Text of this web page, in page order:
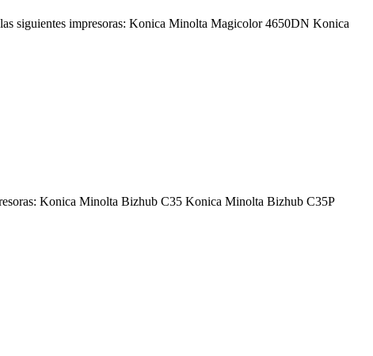
siguientes impresoras: Konica Minolta Magicolor 4650DN Konica
Konica Minolta Bizhub C35 Konica Minolta Bizhub C35P